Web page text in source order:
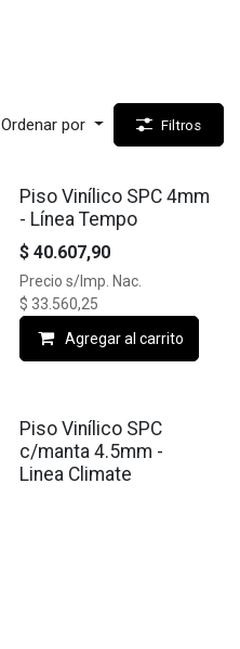
Ordenar por Filtros
Piso Vinílico SPC 4mm
- Línea Tempo
$ 40.607,90
Precio s/Imp. Nac.
$ 33.560,25
Agregar al carrito
Piso Vinílico SPC
c/manta 4.5mm -
Linea Climate